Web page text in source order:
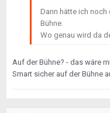
Dann hätte ich noch
Bühne.
Wo genau wird da
Auf der Bühne? - das wäre
Smart sicher auf der Bühne